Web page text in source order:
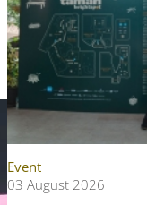
Event
03 August 2026